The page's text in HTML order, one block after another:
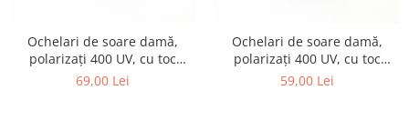
Ochelari de soare damă,
polarizați 400 UV, cu toc
cadou, OSD17
69,00 Lei
Ochelari de soare damă,
polarizați 400 UV, cu toc
cadou, OSD24
59,00 Lei